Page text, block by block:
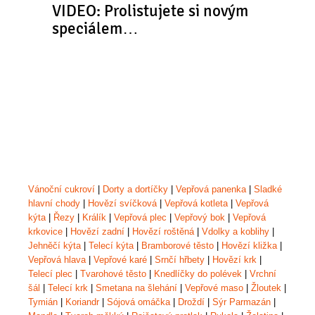
VIDEO: Prolistujete si novým
speciálem…
Vánoční cukroví Dorty a dortíčky Vepřová panenka| Sladké
hlavní chody
Hovězí svíčková| Vepřová kotleta| Vepřová
kýta| Řezy Králík Vepřová plec Vepřový bok
Vepřová
krkovice
Hovězí zadní Hovězí roštěná| Vdolky a koblihy
Jehněčí kýta| Telecí kýta| Bramborové těsto Hovězí kližka|
Vepřová hlava| Vepřové karé Srnčí hřbety Hovězí krk
Telecí plec
Tvarohové těsto Knedlíčky do polévek
Vrchní
šál
Telecí krk Smetana na šlehání Vepřové maso Žloutek
Tymián
Koriandr| Sójová omáčka| Droždí Sýr Parmazán